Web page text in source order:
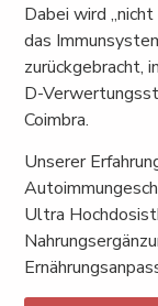
Dabei wird
das
zurückgebracht,
D-
Coimbra.
Unserer
Ultra